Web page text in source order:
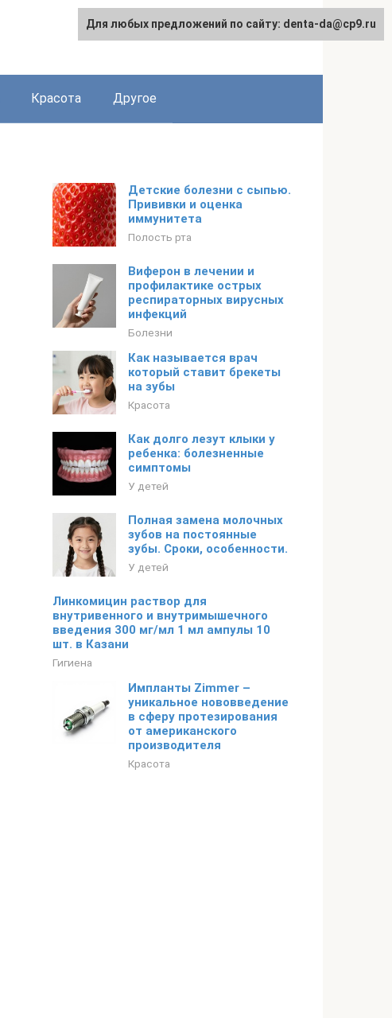
Красота Другое
Детские болезни с сыпью.
Прививки и оценка
иммунитета
Полость рта
Виферон в лечении и
профилактике острых
респираторных вирусных
инфекций
Болезни
Как называется врач
который ставит брекеты
на зубы
Красота
Как долго лезут клыки у
ребенка: болезненные
симптомы
У детей
Полная замена молочных
зубов на постоянные
зубы. Сроки, особенности.
У детей
Линкомицин раствор для
внутривенного и внутримышечного
введения 300 мг/мл 1 мл ампулы 10
шт. в Казани
Гигиена
Импланты Zimmer –
уникальное нововведение
в сферу протезирования
от американского
производителя
Красота
Для любых предложений по сайту: denta-da@cp9.ru